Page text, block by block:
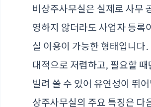
비상주사무실은 실제로 사무
영하지 않더라도 사업자 등록
실 이용이 가능한 형태입니다.
대적으로 저렴하고, 필요할 때
빌려 쓸 수 있어 유연성이 뛰어
상주사무실의 주요 특징은 다